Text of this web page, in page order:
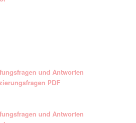
und Antworten
PDF
und Antworten